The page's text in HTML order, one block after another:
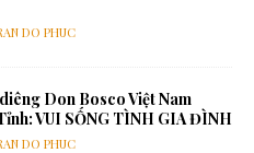
DO PHUC
Don Bosco Việt Nam
VUI SỐNG TÌNH GIA ĐÌNH
DO PHUC